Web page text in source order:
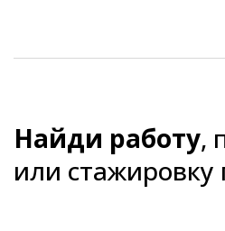
Найди работу,
или